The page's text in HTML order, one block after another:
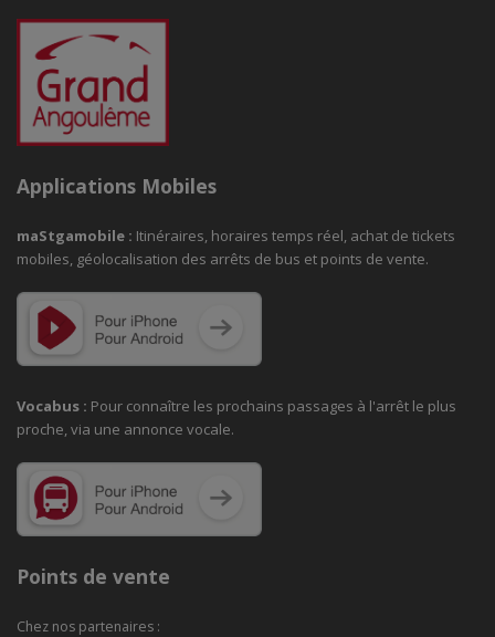
Applications Mobiles
maStgamobile : Itinéraires, horaires temps réel, achat de tickets
mobiles, géolocalisation des arrêts de bus et points de vente.
Vocabus : Pour connaître les prochains passages à l'arrêt le plus
proche, via une annonce vocale.
Points de vente
Chez nos partenaires :